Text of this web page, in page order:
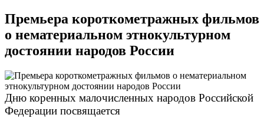
Премьера короткометражных фильмов
о нематериальном этнокультурном
достоянии народов России
Дню коренных малочисленных народов Российской
Федерации посвящается